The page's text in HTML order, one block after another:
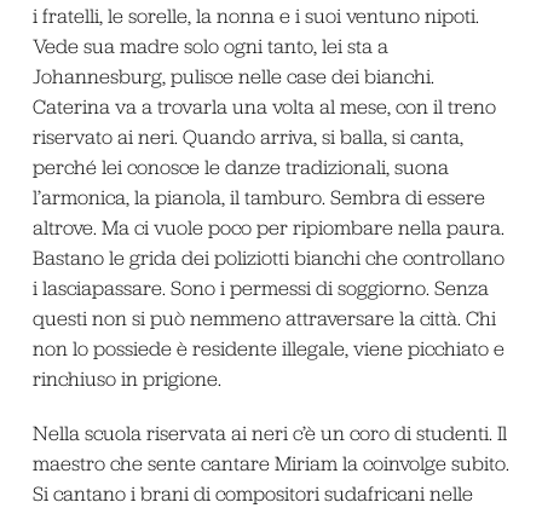
i fratelli, le sorelle, la nonna e i suoi ventuno nipoti.
Vede sua madre solo ogni tanto, lei sta a
Johannesburg, pulisce nelle case dei bianchi.
Caterina va a trovarla una volta al mese, con il treno
riservato ai neri. Quando arriva, si balla, si canta,
perché lei conosce le danze tradizionali, suona
l’armonica, la pianola, il tamburo. Sembra di essere
altrove. Ma ci vuole poco per ripiombare nella paura.
Bastano le grida dei poliziotti bianchi che controllano
i lasciapassare. Sono i permessi di soggiorno. Senza
questi non si può nemmeno attraversare la città. Chi
non lo possiede è residente illegale, viene picchiato e
rinchiuso in prigione.
Nella scuola riservata ai neri c’è un coro di studenti. Il
maestro che sente cantare Miriam la coinvolge subito.
Si cantano i brani di compositori sudafricani nelle